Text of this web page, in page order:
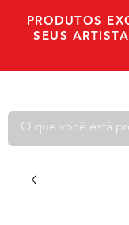
PRODUTOS
SEUS